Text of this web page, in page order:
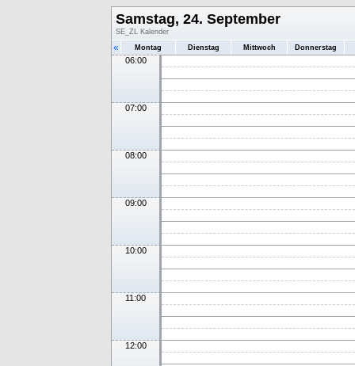
Samstag, 24. September
SE_ZL Kalender
« Montag Dienstag Mittwoch Donnerstag
06:00
07:00
08:00
09:00
10:00
11:00
12:00